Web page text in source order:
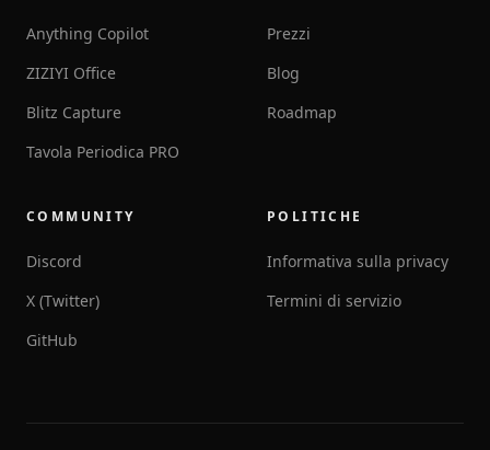
Anything Copilot
ZIZIYI Office
Blitz Capture
Tavola Periodica PRO
Prezzi
Blog
Roadmap
COMMUNITY
Discord
X (Twitter)
GitHub
POLITICHE
Informativa sulla privacy
Termini di servizio